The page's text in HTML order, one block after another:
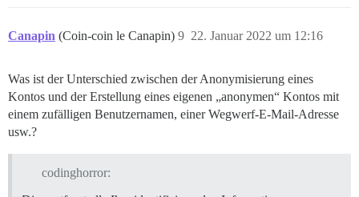
Canapin (Coin-coin le Canapin) 22. Januar 2022 um 12:16
9
Was ist der Unterschied zwischen der Anonymisierung eines
Kontos und der Erstellung eines eigenen „anonymen“ Kontos mit
einem zufälligen Benutzernamen, einer Wegwerf-E-Mail-Adresse
usw.?
codinghorror: